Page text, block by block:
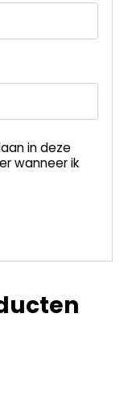
in deze
wanneer ik